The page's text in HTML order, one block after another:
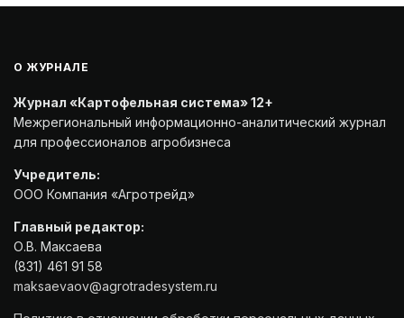
О ЖУРНАЛЕ
Журнал «Картофельная система» 12+
Межрегиональный информационно-аналитический журнал
для профессионалов агробизнеса
Учредитель:
ООО Компания «Агротрейд»
Главный редактор:
О.В. Максаева
(831) 461 91 58
maksaevaov@agrotradesystem.ru